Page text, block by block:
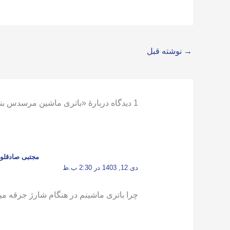
→ نوشته قبل
1 دیدگاه دربارهٔ «باتری ماشین مرسدس بنز کلاس V»
مجتبی صادقلو
دی 12, 1403 در 2:30 ب.ظ
چرا باتری ماشینم در هنگام شارژ جرقه